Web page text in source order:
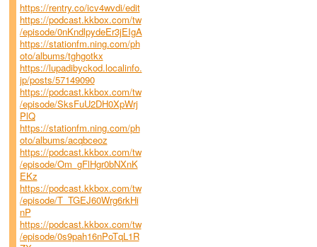
https://rentry.co/icv4wvdi/edit
https://podcast.kkbox.com/tw
/episode/0nKndlpydeEr3jEIgA
https://stationfm.ning.com/ph
oto/albums/tghgotkx
https://lupadibyckod.localinfo.
jp/posts/57149090
https://podcast.kkbox.com/tw
/episode/SksFuU2DH0XpWrj
PlQ
https://stationfm.ning.com/ph
oto/albums/acqbceoz
https://podcast.kkbox.com/tw
/episode/Om_gFlHgr0bNXnK
EKz
https://podcast.kkbox.com/tw
/episode/T_TGEJ60Wrg6rkHi
nP
https://podcast.kkbox.com/tw
/episode/0s9pah16nPoTqL1R